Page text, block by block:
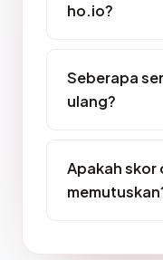
ho.io?
Seberapa
ulang?
Apakah skor